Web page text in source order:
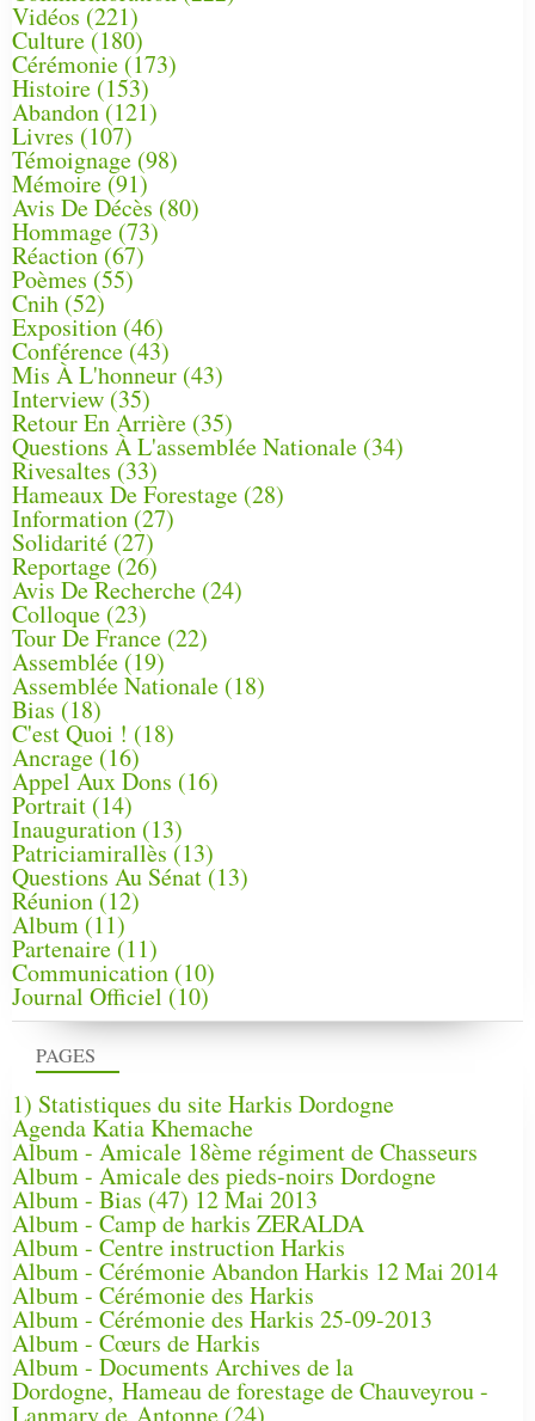
PAGES
1) Statistiques du site Harkis Dordogne
Agenda Katia Khemache
Album - Amicale 18ème régiment de Chasseurs
Album - Amicale des pieds-noirs Dordogne
Album - Bias (47) 12 Mai 2013
Album - Camp de harkis ZERALDA
Album - Centre instruction Harkis
Album - Cérémonie Abandon Harkis 12 Mai 2014
Album - Cérémonie des Harkis
Album - Cérémonie des Harkis 25-09-2013
Album - Cœurs de Harkis
Album - Documents Archives de la
Dordogne, Hameau de forestage de Chauveyrou -
Vidéos (221)
Culture(180)
Cérémonie (173)
Histoire (153)
Abandon(121)
Livres (107)
Témoignage (98)
Mémoire (91)
Avis De Décès (80)
Hommage (73)
Réaction(67)
Poèmes (55)
Cnih (52)
Exposition (46)
Conférence(43)
Mis À L'honneur (43)
Interview (35)
Retour En Arrière (35)
Questions À L'assemblée Nationale (34)
Rivesaltes (33)
Hameaux De Forestage (28)
Information (27)
Solidarité (27)
Reportage(26)
Avis De Recherche (24)
Colloque (23)
Tour De France (22)
Assemblée (19)
Assemblée Nationale (18)
Bias (18)
C'est Quoi ! (18)
Ancrage (16)
Appel Aux Dons (16)
Portrait (14)
Inauguration (13)
Patriciamirallès (13)
Questions Au Sénat(13)
Réunion (12)
Album (11)
Partenaire(11)
Communication (10)
Journal Officiel (10)